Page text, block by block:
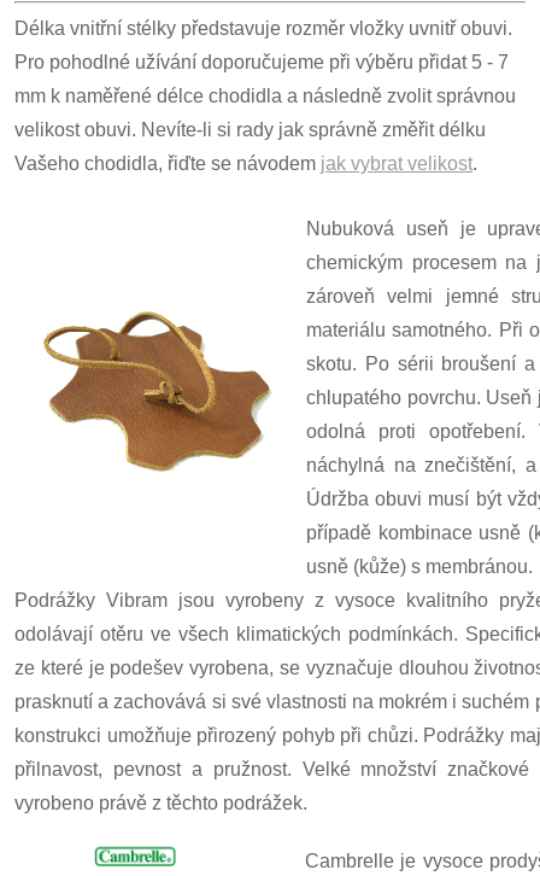
Délka vnitřní stélky představuje rozměr vložky uvnitř obuvi.
Pro pohodlné užívání doporučujeme při výběru přidat 5 - 7
mm k naměřené délce chodidla a následně zvolit správnou
velikost obuvi. Nevíte-li si rady jak správně změřit délku
Vašeho chodidla, řiďte se návodem jak vybrat velikost.
Nubuková useň je
chemickým procesem
zároveň velmi jemné
materiálu samotného. Při
skotu. Po sérii broušení
chlupatého povrchu.
odolná proti
náchylná na znečištění,
Údržba obuvi musí být
případě kombinace usně
usně (kůže) s membránou.
Podrážky Vibram jsou vyrobeny z vysoce kvalitního
odolávají otěru ve všech klimatických podmínkách.
ze které je podešev vyrobena, se vyznačuje dlouhou
prasknutí a zachovává si své vlastnosti na mokrém i suchém
konstrukci umožňuje přirozený pohyb při chůzi. Podrážky
přilnavost, pevnost a pružnost. Velké množství
vyrobeno právě z těchto podrážek.
Cambrelle je vysoce